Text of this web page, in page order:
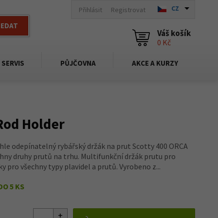
Přihlásit Registrovat CZ
Váš košík
0 Kč
SERVIS PŮJČOVNA AKCE A KURZY
Holder
odepínatelný rybářský držák na prut Scotty 400 ORCA
druhy prutů na trhu. Multifunkční držák prutu pro
pro všechny typy plavidel a prutů. Vyrobeno z...
5 KS